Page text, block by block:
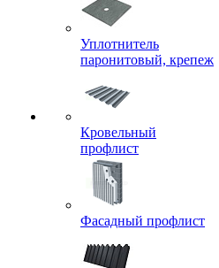
Уплотнитель
паронитовый, крепеж
Кровельный
профлист
Фасадный профлист